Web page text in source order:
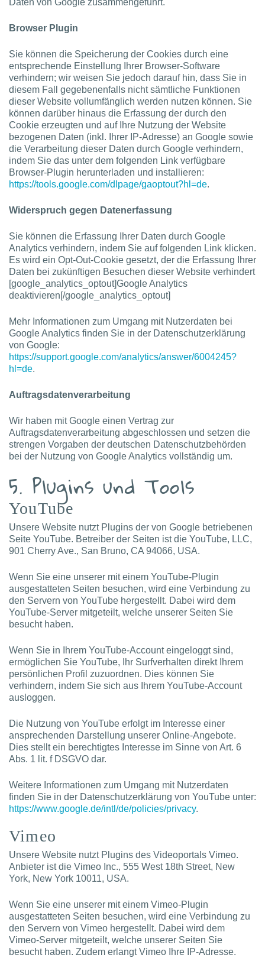
Daten von Google zusammengeführt.
Browser Plugin
Sie können die Speicherung der Cookies durch eine
entsprechende Einstellung Ihrer Browser-Software
verhindern; wir weisen Sie jedoch darauf hin, dass Sie in
diesem Fall gegebenenfalls nicht sämtliche Funktionen
dieser Website vollumfänglich werden nutzen können. Sie
können darüber hinaus die Erfassung der durch den
Cookie erzeugten und auf Ihre Nutzung der Website
bezogenen Daten (inkl. Ihrer IP-Adresse) an Google sowie
die Verarbeitung dieser Daten durch Google verhindern,
indem Sie das unter dem folgenden Link verfügbare
Browser-Plugin herunterladen und installieren:
https://tools.google.com/dlpage/gaoptout?hl=de.
Widerspruch gegen Datenerfassung
Sie können die Erfassung Ihrer Daten durch Google
Analytics verhindern, indem Sie auf folgenden Link klicken.
Es wird ein Opt-Out-Cookie gesetzt, der die Erfassung Ihrer
Daten bei zukünftigen Besuchen dieser Website verhindert
[google_analytics_optout]Google Analytics
deaktivieren[/google_analytics_optout]
Mehr Informationen zum Umgang mit Nutzerdaten bei
Google Analytics finden Sie in der Datenschutzerklärung
von Google:
https://support.google.com/analytics/answer/6004245?
hl=de.
Auftragsdatenverarbeitung
Wir haben mit Google einen Vertrag zur
Auftragsdatenverarbeitung abgeschlossen und setzen die
strengen Vorgaben der deutschen Datenschutzbehörden
bei der Nutzung von Google Analytics vollständig um.
5. Plugins und Tools
YouTube
Unsere Website nutzt Plugins der von Google betriebenen
Seite YouTube. Betreiber der Seiten ist die YouTube, LLC,
901 Cherry Ave., San Bruno, CA 94066, USA.
Wenn Sie eine unserer mit einem YouTube-Plugin
ausgestatteten Seiten besuchen, wird eine Verbindung zu
den Servern von YouTube hergestellt. Dabei wird dem
YouTube-Server mitgeteilt, welche unserer Seiten Sie
besucht haben.
Wenn Sie in Ihrem YouTube-Account eingeloggt sind,
ermöglichen Sie YouTube, Ihr Surfverhalten direkt Ihrem
persönlichen Profil zuzuordnen. Dies können Sie
verhindern, indem Sie sich aus Ihrem YouTube-Account
ausloggen.
Die Nutzung von YouTube erfolgt im Interesse einer
ansprechenden Darstellung unserer Online-Angebote.
Dies stellt ein berechtigtes Interesse im Sinne von Art. 6
Abs. 1 lit. f DSGVO dar.
Weitere Informationen zum Umgang mit Nutzerdaten
finden Sie in der Datenschutzerklärung von YouTube unter:
https://www.google.de/intl/de/policies/privacy.
Vimeo
Unsere Website nutzt Plugins des Videoportals Vimeo.
Anbieter ist die Vimeo Inc., 555 West 18th Street, New
York, New York 10011, USA.
Wenn Sie eine unserer mit einem Vimeo-Plugin
ausgestatteten Seiten besuchen, wird eine Verbindung zu
den Servern von Vimeo hergestellt. Dabei wird dem
Vimeo-Server mitgeteilt, welche unserer Seiten Sie
besucht haben. Zudem erlangt Vimeo Ihre IP-Adresse.